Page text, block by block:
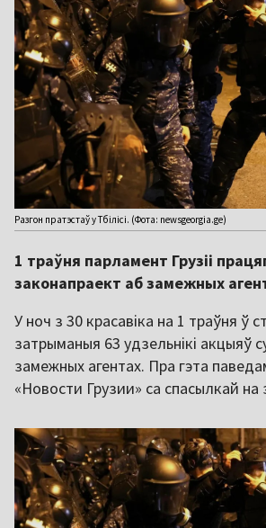
Разгон пратэстаў у Тбілісі. (Фота: newsgeorgia.ge)
1 траўня парламент Грузіі
законапраект аб замежных
У ноч з 30 красавіка на 1 траўня ў
затрыманыя 63 удзельнікі акцыяў
замежных агентах. Пра гэта
«Новости Грузии» са спасылкай на